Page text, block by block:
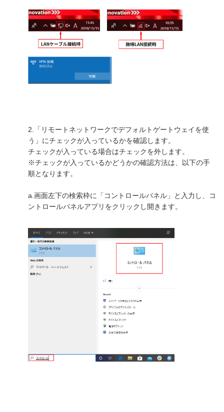
サーバー機能一覧
RESTEC遠隔サポートご利用方法・免責事項
パートナーサイト
2.「リモートネットワークでデフォルトゲートウェイを使
う」にチェックが入っているかを確認します。
チェックが入っている場合はチェックを外します。
※チェックが入っているかどうかの確認方法は、以下の手
順となります。
a.画面左下の検索枠に「コントロールパネル」と入力し、コ
ントロールパネルアプリをクリックし開きます。